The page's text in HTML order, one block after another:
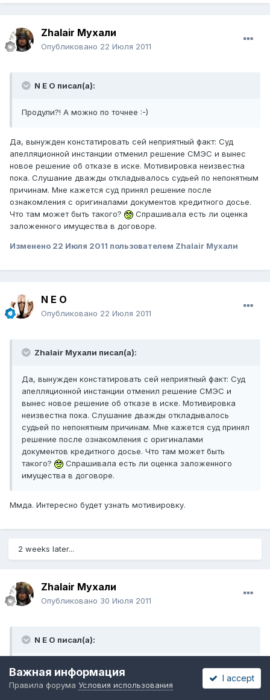
Zhalair Мухали
Опубликовано 22 Июля 2011
N E O писал(а):
Продули?! А можно по точнее :-)
Да, вынужден констатировать сей неприятный факт: Суд
апелляционной инстанции отменил решение СМЭС и вынес
новое решение об отказе в иске. Мотивировка неизвестна
пока. Слушание дважды откладывалось судьей по непонятным
причинам. Мне кажется суд принял решение после
ознакомления с оригиналами документов кредитного досье.
Что там может быть такого?
Спрашивала есть ли оценка
заложенного имущества в договоре.
Изменено 22 Июля 2011 пользователем Zhalair Мухали
N E O
Опубликовано 22 Июля 2011
Zhalair Мухали писал(а):
Да, вынужден констатировать сей неприятный факт: Суд
апелляционной инстанции отменил решение СМЭС и
вынес новое решение об отказе в иске. Мотивировка
неизвестна пока. Слушание дважды откладывалось
судьей по непонятным причинам. Мне кажется суд принял
решение после ознакомления с оригиналами
документов кредитного досье. Что там может быть
такого?
Спрашивала есть ли оценка заложенного
имущества в договоре.
Ммда. Интересно будет узнать мотивировку.
2 weeks later...
Zhalair Мухали
Опубликовано 30 Июля 2011
N E O писал(а):
Ммда. Интересно будет узнать мотивировку.
Важная информация
Правила форума Условия использования
I accept